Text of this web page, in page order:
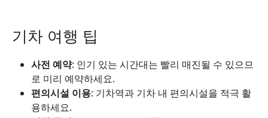
기차 여행 팁
사전 예약: 인기 있는 시간대는 빨리 매진될 수 있으므
로 미리 예약하세요.
편의시설 이용: 기차역과 기차 내 편의시설을 적극 활
용하세요.